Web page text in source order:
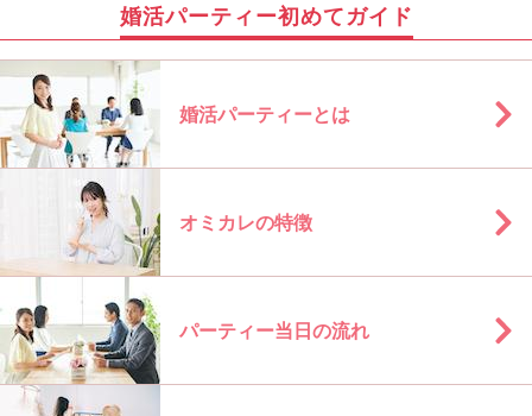
婚活パーティー初めてガイド
婚活パーティーとは
オミカレの特徴
パーティー当日の流れ